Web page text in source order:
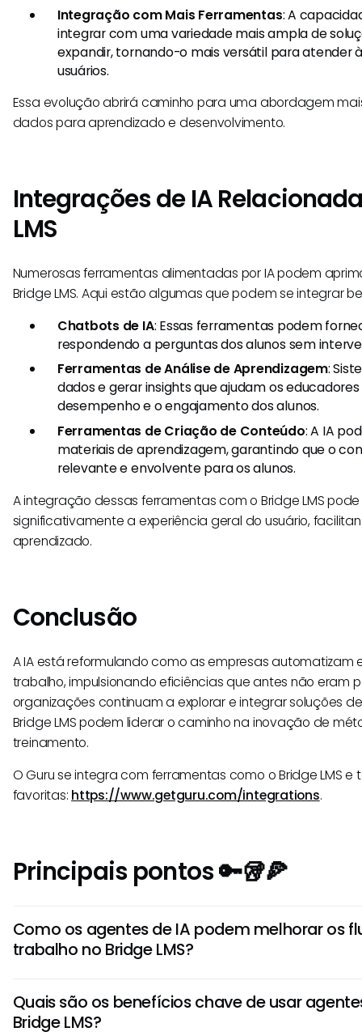
Integração com Mais Ferramentas: A
integrar com uma variedade mais ampla de
expandir, tornando-o mais versátil para atender
usuários.
Essa evolução abrirá caminho para uma abordagem
dados para aprendizado e desenvolvimento.
Integrações de IA
LMS
Numerosas ferramentas alimentadas por IA podem
Bridge LMS. Aqui estão algumas que podem se integrar
Chatbots de IA: Essas ferramentas podem
respondendo a perguntas dos alunos sem
Ferramentas de Análise de Aprendizagem:
dados e gerar insights que ajudam os
desempenho e o engajamento dos alunos.
Ferramentas de Criação de Conteúdo: A IA
materiais de aprendizagem, garantindo que o
relevante e envolvente para os alunos.
A integração dessas ferramentas com o Bridge LMS
significativamente a experiência geral do usuário,
aprendizado.
Conclusão
A IA está reformulando como as empresas automatizam
trabalho, impulsionando eficiências que antes não eram
organizações continuam a explorar e integrar soluções
Bridge LMS podem liderar o caminho na inovação de
treinamento.
O Guru se integra com ferramentas como o Bridge LMS
favoritas: https://www.getguru.com/integrations.
Principais pontos 🔑🥡🍕
Como os agentes de IA podem melhorar os
trabalho no Bridge LMS?
rotineiros, como entrega de conteúdo, tarefas e
esforço manual, melhorar a eficiência e fornecer
Quais são os benefícios chave de usar
Bridge LMS?